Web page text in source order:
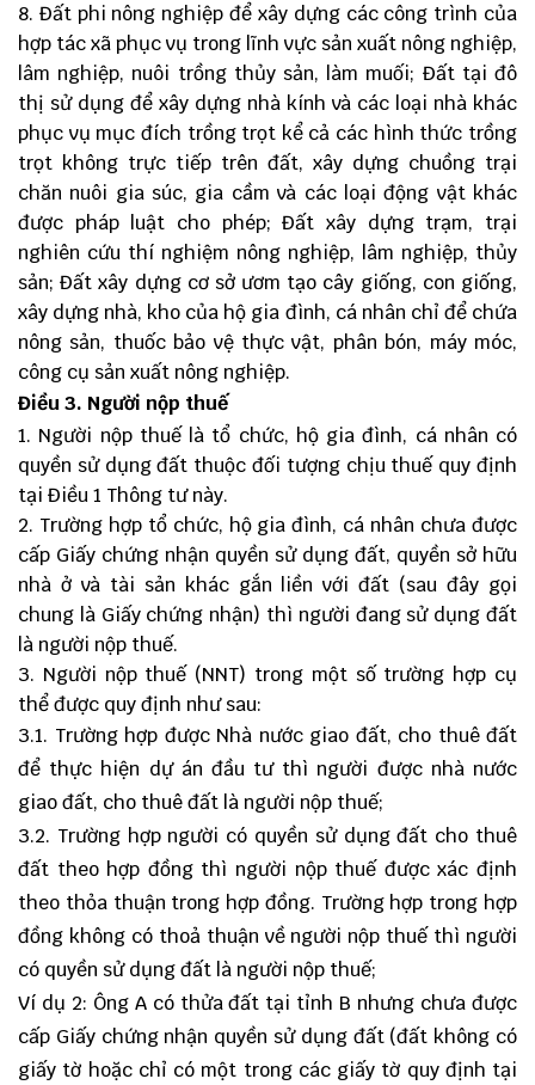
Đất phi nông nghiệp để xây dựng các công trình của
hợp tác xã phục vụ trong lĩnh vực sản xuất nông nghiệp,
lâm nghiệp, nuôi trồng thủy sản, làm muối; Đất tại đô
thị sử dụng để xây dựng nhà kính và các loại nhà khác
phục vụ mục đích trồng trọt kể cả các hình thức trồng
trọt không trực tiếp trên đất, xây dựng chuồng trại
chăn nuôi gia súc, gia cầm và các loại động vật khác
được pháp luật cho phép; Đất xây dựng trạm, trại
nghiên cứu thí nghiệm nông nghiệp, lâm nghiệp, thủy
sản; Đất xây dựng cơ sở ươm tạo cây giống, con giống,
xây dựng nhà, kho của hộ gia đình, cá nhân chỉ để chứa
nông sản, thuốc bảo vệ thực vật, phân bón, máy móc,
công cụ sản xuất nông nghiệp.
Điều 3. Người nộp thuế
Người nộp thuế là tổ chức, hộ gia đình, cá nhân có
quyền sử dụng đất thuộc đối tượng chịu thuế quy định
tại Điều 1 Thông tư này.
Trường hợp tổ chức, hộ gia đình, cá nhân chưa được
cấp Giấy chứng nhận quyền sử dụng đất, quyền sở hữu
nhà ở và tài sản khác gắn liền với đất (sau đây gọi
chung là Giấy chứng nhận) thì người đang sử dụng đất
là người nộp thuế.
Người nộp thuế (NNT) trong một số trường hợp cụ
thể được quy định như sau:
3.1. Trường hợp được Nhà nước giao đất, cho thuê đất
để thực hiện dự án đầu tư thì người được nhà nước
giao đất, cho thuê đất là người nộp thuế;
3.2. Trường hợp người có quyền sử dụng đất cho thuê
đất theo hợp đồng thì người nộp thuế được xác định
theo thỏa thuận trong hợp đồng. Trường hợp trong hợp
đồng không có thoả thuận về người nộp thuế thì người
có quyền sử dụng đất là người nộp thuế;
Ví dụ 2: Ông A có thửa đất tại tỉnh B nhưng chưa được
cấp Giấy chứng nhận quyền sử dụng đất (đất không có
giấy tờ hoặc chỉ có một trong các giấy tờ quy định tại